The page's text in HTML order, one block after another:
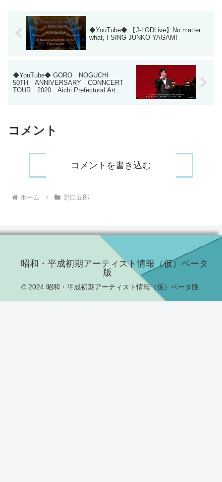
◆YouTube◆ 【J-LODLive】No matter
what, I SING JUNKO YAGAMI
◆YouTube◆ GORO NOGUCHI
50TH ANNIVERSARY CONNCERT
TOUR 2020 Aichi Prefectural Art
コメント
コメントを書き込む
ホーム 野口五郎
昭和・平成初期アーティスト情報（仮）ベータ
版
© 2024 昭和・平成初期アーティスト情報（仮）ベータ版.